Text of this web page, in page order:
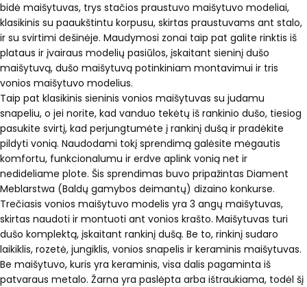
bidė maišytuvas, trys stačios praustuvo maišytuvo modeliai,
klasikinis su paaukštintu korpusu, skirtas praustuvams ant stalo,
ir su svirtimi dešinėje. Maudymosi zonai taip pat galite rinktis iš
plataus ir įvairaus modelių pasiūlos, įskaitant sieninį dušo
maišytuvą, dušo maišytuvą potinkiniam montavimui ir tris
vonios maišytuvo modelius.
Taip pat klasikinis sieninis vonios maišytuvas su judamu
snapeliu, o jei norite, kad vanduo tekėtų iš rankinio dušo, tiesiog
pasukite svirtį, kad perjungtumėte į rankinį dušą ir pradėkite
pildyti vonią. Naudodami tokį sprendimą galėsite mėgautis
komfortu, funkcionalumu ir erdve aplink vonią net ir
nedideliame plote. Šis sprendimas buvo pripažintas Diament
Meblarstwa (Baldų gamybos deimantų) dizaino konkurse.
Trečiasis vonios maišytuvo modelis yra 3 angų maišytuvas,
skirtas naudoti ir montuoti ant vonios krašto. Maišytuvas turi
dušo komplektą, įskaitant rankinį dušą. Be to, rinkinį sudaro
laikiklis, rozetė, jungiklis, vonios snapelis ir keraminis maišytuvas.
Be maišytuvo, kuris yra keraminis, visa dalis pagaminta iš
patvaraus metalo. Žarna yra paslėpta arba ištraukiama, todėl šį